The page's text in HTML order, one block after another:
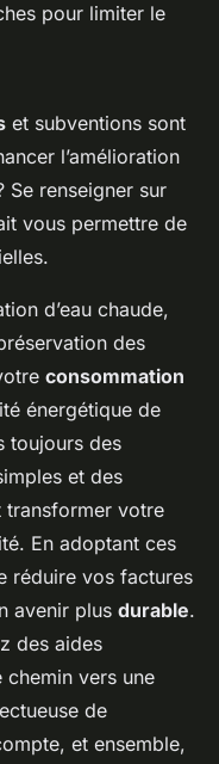
pour limiter le
et subventions sont
l’amélioration
Se renseigner sur
vous permettre de
d’eau chaude,
des
consommation
énergétique de
toujours des
et des
transformer votre
En adoptant ces
réduire vos factures
avenir plus durable.
des aides
vers une
de
et ensemble,